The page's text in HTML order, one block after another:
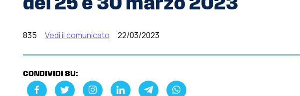
del 25 e 30 marzo 2023
835 Vedi il comunicato 22/03/2023
CONDIVIDI SU: